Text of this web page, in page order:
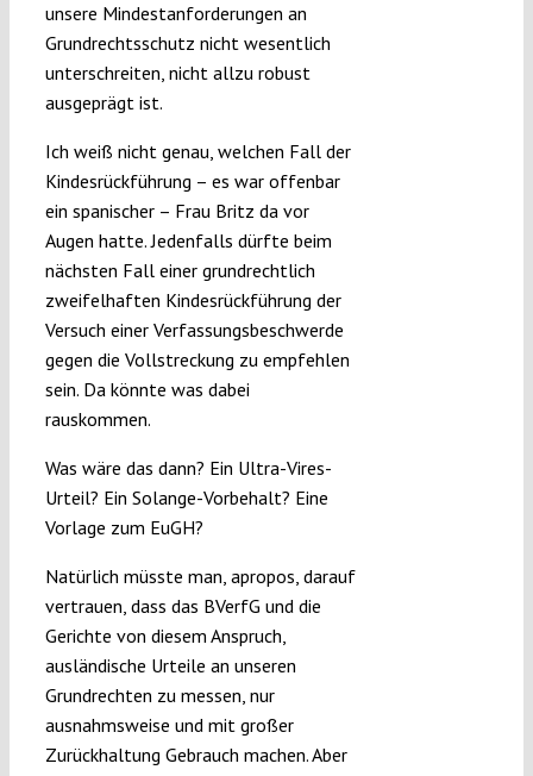
unsere Mindestanforderungen an
Grundrechtsschutz nicht wesentlich
unterschreiten, nicht allzu robust
ausgeprägt ist.
Ich weiß nicht genau, welchen Fall der
Kindesrückführung – es war offenbar
ein spanischer – Frau Britz da vor
Augen hatte. Jedenfalls dürfte beim
nächsten Fall einer grundrechtlich
zweifelhaften Kindesrückführung der
Versuch einer Verfassungsbeschwerde
gegen die Vollstreckung zu empfehlen
sein. Da könnte was dabei
rauskommen.
Was wäre das dann? Ein Ultra-Vires-
Urteil? Ein Solange-Vorbehalt? Eine
Vorlage zum EuGH?
Natürlich müsste man, apropos, darauf
vertrauen, dass das BVerfG und die
Gerichte von diesem Anspruch,
ausländische Urteile an unseren
Grundrechten zu messen, nur
ausnahmsweise und mit großer
Zurückhaltung Gebrauch machen. Aber